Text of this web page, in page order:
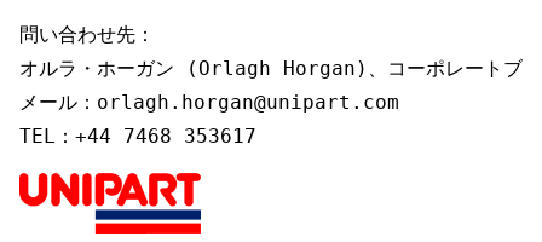
問い合わせ先：
オルラ・ホーガン (Orlagh Horgan)、コーポレートブラ
メール：orlagh.horgan@unipart.com
TEL：+44 7468 353617